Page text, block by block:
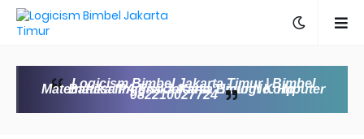
Logicism Bimbel Jakarta Timur | Bimbel
Matematika IPA Fisika Kimia Biologi Komputer Bahasa Inggris Jakarta Timur No. Hp:
082210027724